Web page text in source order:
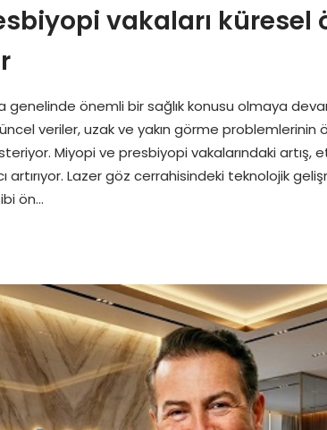
vakaları küresel
genelinde önemli bir sağlık konusu olmaya
veriler, uzak ve yakın görme
Miyopi ve presbiyopi vakalarındaki artış,
Lazer göz cerrahisindeki teknolojik
ön…